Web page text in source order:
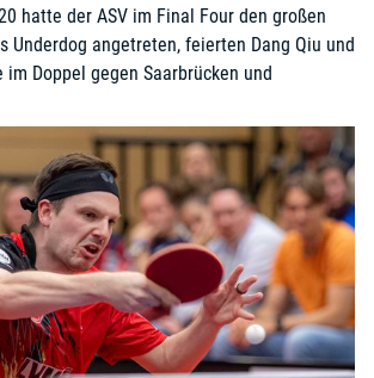
hatte der ASV im Final Four den großen
Underdog angetreten, feierten Dang Qiu und
im Doppel gegen Saarbrücken und